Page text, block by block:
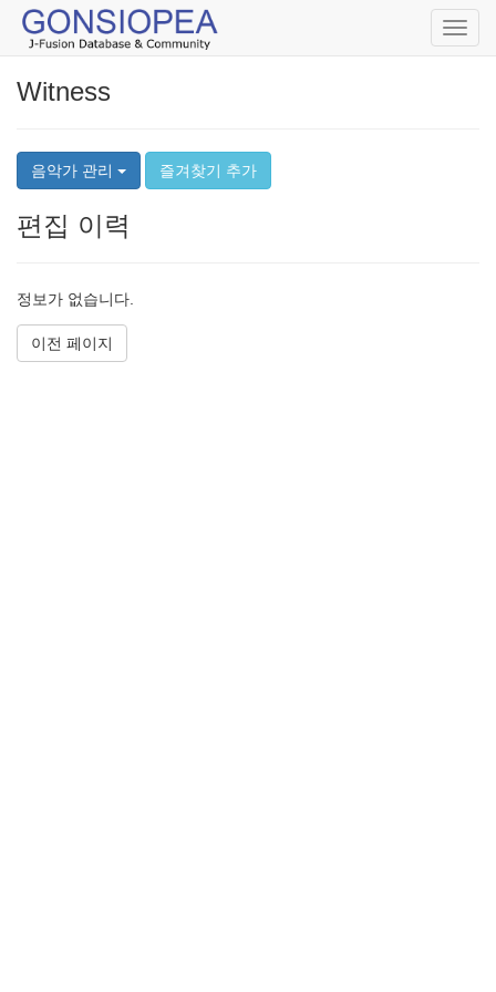
Witness
음악가 관리 즐겨찾기 추가
편집 이력
정보가 없습니다.
이전 페이지